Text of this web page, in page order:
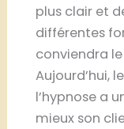
plus clair et
différentes
conviendra
Aujourd’hui,
l’hypnose a
mieux son